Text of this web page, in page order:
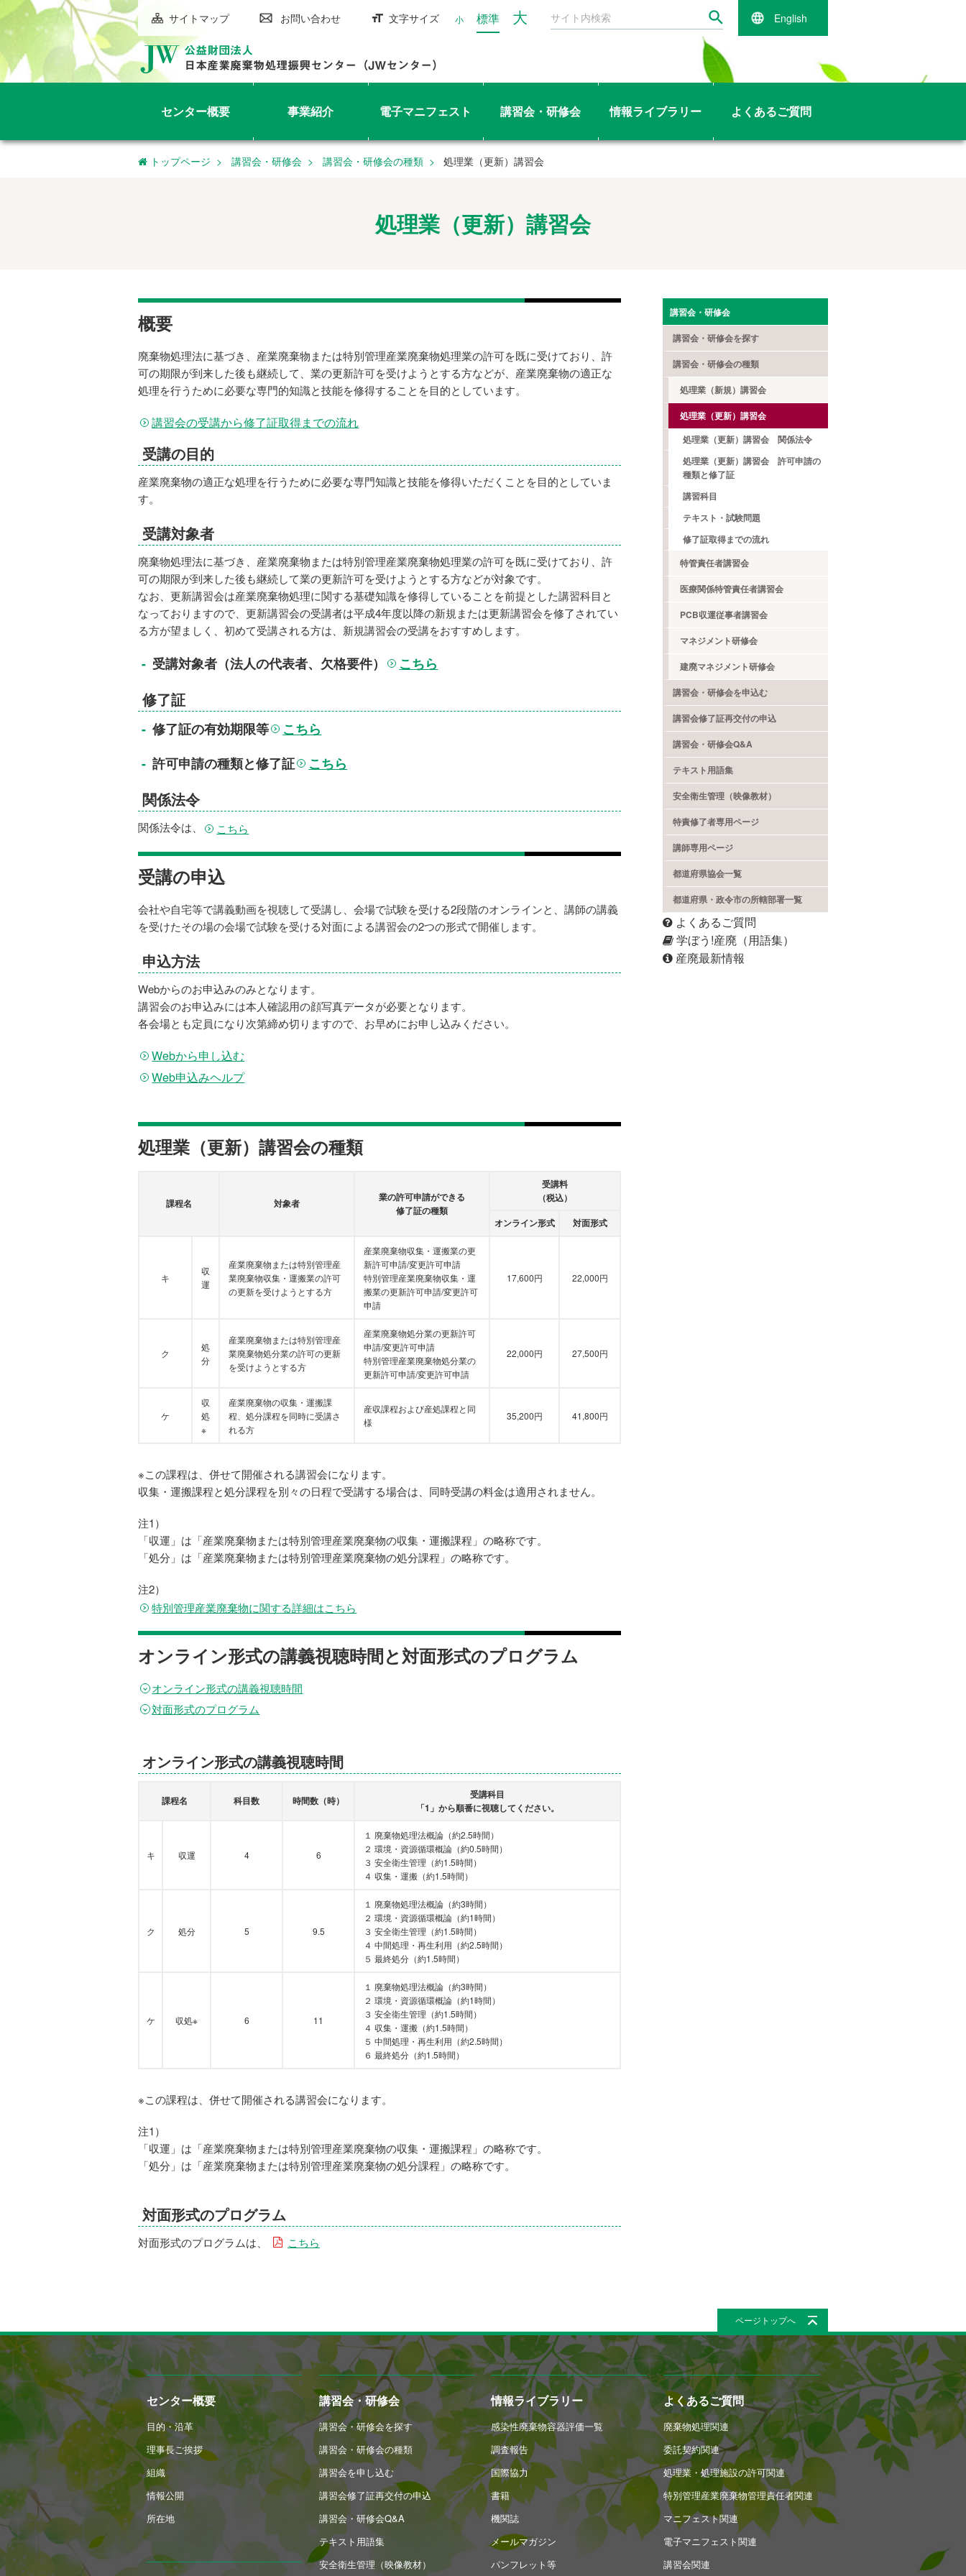
サイトマップ お問い合わせ 文字サイズ 小 標準 大 English
センター概要 事業紹介 電子マニフェスト 講習会・研修会 情報ライブラリー よくあるご質問
トップページ 講習会・研修会 講習会・研修会の種類 処理業（更新）講習会
処理業（更新）講習会
概要
廃棄物処理法に基づき、産業廃棄物または特別管理産業廃棄物処理業の許可を既に受けており、許
可の期限が到来した後も継続して、業の更新許可を受けようとする方などが、産業廃棄物の適正な
処理を行うために必要な専門的知識と技能を修得することを目的としています。
講習会の受講から修了証取得までの流れ
受講の目的
産業廃棄物の適正な処理を行うために必要な専門知識と技能を修得いただくことを目的としていま
す。
受講対象者
廃棄物処理法に基づき、産業廃棄物または特別管理産業廃棄物処理業の許可を既に受けており、許
可の期限が到来した後も継続して業の更新許可を受けようとする方などが対象です。
なお、更新講習会は産業廃棄物処理に関する基礎知識を修得していることを前提とした講習科目と
なっておりますので、更新講習会の受講者は平成4年度以降の新規または更新講習会を修了されてい
る方が望ましく、初めて受講される方は、新規講習会の受講をおすすめします。
受講対象者（法人の代表者、欠格要件） こちら
修了証
修了証の有効期限等
こちら
許可申請の種類と修了証
こちら
関係法令
関係法令は、 こちら
受講の申込
会社や自宅等で講義動画を視聴して受講し、会場で試験を受ける2段階のオンラインと、講師の講義
を受けたその場の会場で試験を受ける対面による講習会の2つの形式で開催します。
申込方法
Webからのお申込みのみとなります。
講習会のお申込みには本人確認用の顔写真データが必要となります。
各会場とも定員になり次第締め切りますので、お早めにお申し込みください。
Webから申し込む
Web申込みヘルプ
処理業（更新）講習会の種類
課程名 対象者
業の許可申請ができる
修了証の種類
受講料
（税込）
オンライン形式
対面形式
キ
収
運
産業廃棄物または特別管理産
業廃棄物収集・運搬業の許可
の更新を受けようとする方
産業廃棄物収集・運搬業の更
新許可申請/変更許可申請
特別管理産業廃棄物収集・運
搬業の更新許可申請/変更許可
申請
17,600円 22,000円
ク
処
分
産業廃棄物または特別管理産
業廃棄物処分業の許可の更新
を受けようとする方
産業廃棄物処分業の更新許可
申請/変更許可申請
特別管理産業廃棄物処分業の
更新許可申請/変更許可申請
22,000円 27,500円
ケ
収
処
※
産業廃棄物の収集・運搬課
程、処分課程を同時に受講さ
れる方
産収課程および産処課程と同
様
35,200円 41,800円
※この課程は、併せて開催される講習会になります。
収集・運搬課程と処分課程を別々の日程で受講する場合は、同時受講の料金は適用されません。
注1）
「収運」は「産業廃棄物または特別管理産業廃棄物の収集・運搬課程」の略称です。
「処分」は「産業廃棄物または特別管理産業廃棄物の処分課程」の略称です。
注2）
特別管理産業廃棄物に関する詳細はこちら
オンライン形式の講義視聴時間と対面形式のプログラム
オンライン形式の講義視聴時間
対面形式のプログラム
オンライン形式の講義視聴時間
課程名 科目数 時間数（時）
受講科目
「1」から順番に視聴してください。
キ 収運 4 6
１ 廃棄物処理法概論（約2.5時間）
２ 環境・資源循環概論（約0.5時間）
３ 安全衛生管理（約1.5時間）
４ 収集・運搬（約1.5時間）
ク 処分 5 9.5
１ 廃棄物処理法概論（約3時間）
２ 環境・資源循環概論（約1時間）
３ 安全衛生管理（約1.5時間）
４ 中間処理・再生利用（約2.5時間）
５ 最終処分（約1.5時間）
ケ 収処※ 6 11
１ 廃棄物処理法概論（約3時間）
２ 環境・資源循環概論（約1時間）
３ 安全衛生管理（約1.5時間）
４ 収集・運搬（約1.5時間）
５ 中間処理・再生利用（約2.5時間）
６ 最終処分（約1.5時間）
※この課程は、併せて開催される講習会になります。
注1）
「収運」は「産業廃棄物または特別管理産業廃棄物の収集・運搬課程」の略称です。
「処分」は「産業廃棄物または特別管理産業廃棄物の処分課程」の略称です。
対面形式のプログラム
対面形式のプログラムは、 こちら
講習会・研修会
講習会・研修会を探す
講習会・研修会の種類
処理業（新規）講習会
処理業（更新）講習会
処理業（更新）講習会 関係法令
処理業（更新）講習会 許可申請の
種類と修了証
講習科目
テキスト・試験問題
修了証取得までの流れ
特管責任者講習会
医療関係特管責任者講習会
PCB収運従事者講習会
マネジメント研修会
建廃マネジメント研修会
講習会・研修会を申込む
講習会修了証再交付の申込
講習会・研修会Q&A
テキスト用語集
安全衛生管理（映像教材）
特責修了者専用ページ
講師専用ページ
都道府県協会一覧
都道府県・政令市の所轄部署一覧
よくあるご質問
学ぼう!産廃（用語集）
産廃最新情報
ページトップへ
センター概要
目的・沿革
理事長ご挨拶
組織
情報公開
所在地
講習会・研修会
講習会・研修会を探す
講習会・研修会の種類
講習会を申し込む
講習会修了証再交付の申込
講習会・研修会Q&A
テキスト用語集
安全衛生管理（映像教材）
情報ライブラリー
感染性廃棄物容器評価一覧
調査報告
国際協力
書籍
機関誌
メールマガジン
パンフレット等
よくあるご質問
廃棄物処理関連
委託契約関連
処理業・処理施設の許可関連
特別管理産業廃棄物管理責任者関連
マニフェスト関連
電子マニフェスト関連
講習会関連